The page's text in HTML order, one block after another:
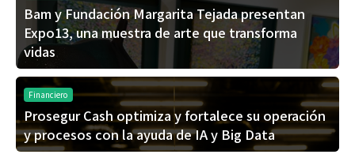
Bam y Fundación Margarita Tejada presentan
Expo13, una muestra de arte que transforma
vidas
Financiero
Prosegur Cash optimiza y fortalece su operación
y procesos con la ayuda de IA y Big Data